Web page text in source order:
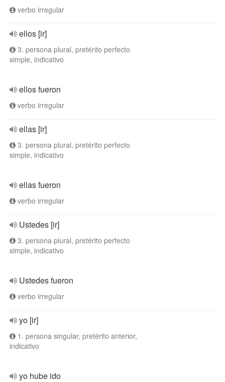
verbo irregular
ellos [ir]
3. persona plural, pretérito perfecto
simple, indicativo
ellos fueron
verbo irregular
ellas [ir]
3. persona plural, pretérito perfecto
simple, indicativo
ellas fueron
verbo irregular
Ustedes [ir]
3. persona plural, pretérito perfecto
simple, indicativo
Ustedes fueron
verbo irregular
yo [ir]
1. persona singular, pretérito anterior,
indicativo
yo hube ido